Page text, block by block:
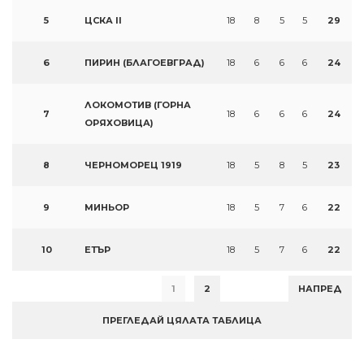
5 ЦСКА II 18 8 5 5 29
6 ПИРИН (БЛАГОЕВГРАД) 18 6 6 6 24
7
ЛОКОМОТИВ (ГОРНА
ОРЯХОВИЦА)
18 6 6 6 24
8 ЧЕРНОМОРЕЦ 1919 18 5 8 5 23
9 МИНЬОР 18 5 7 6 22
10 ЕТЪР 18 5 7 6 22
1 2 НАПРЕД
ПРЕГЛЕДАЙ ЦЯЛАТА ТАБЛИЦА